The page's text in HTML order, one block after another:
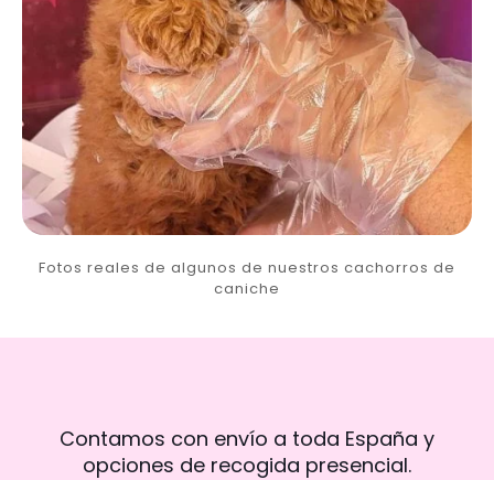
Fotos reales de algunos de nuestros cachorros de
caniche
Contamos con envío a toda España y
opciones de recogida presencial.